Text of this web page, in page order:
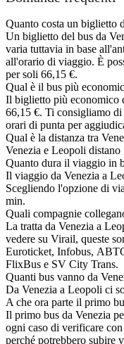
Quanto costa un biglietto
Un biglietto del bus da
varia tuttavia in base
all'orario di viaggio. È
per soli 66,15 €.
Qual è il bus più
Il biglietto più economico
66,15 €. Ti consigliamo
orari di punta per
Qual è la distanza tra
Venezia e Leopoli
Quanto dura il viaggio in
Il viaggio da Venezia a
Scegliendo l'opzione di
min.
Quali compagnie
La tratta da Venezia a
vedere su Virail, queste
Euroticket, Infobus,
FlixBus e SV City Trans.
Quanti bus vanno da
Da Venezia a Leopoli ci
A che ora parte il primo
Il primo bus da Venezia
ogni caso di verificare
perché potrebbero subire